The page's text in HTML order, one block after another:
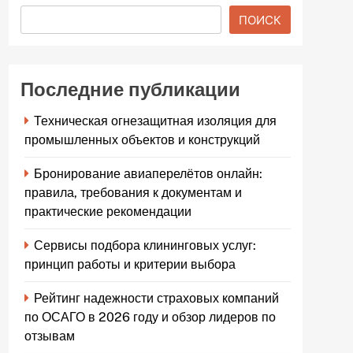
ПОИСК
Последние публикации
Техническая огнезащитная изоляция для
промышленных объектов и конструкций
Бронирование авиаперелётов онлайн:
правила, требования к документам и
практические рекомендации
Сервисы подбора клининговых услуг:
принцип работы и критерии выбора
Рейтинг надежности страховых компаний
по ОСАГО в 2026 году и обзор лидеров по
отзывам